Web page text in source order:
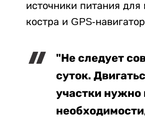
источники питания
костра и GPS-
"Не следует
суток.
участки нужно